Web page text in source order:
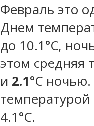
Февраль это
Днем
до 10.1°C,
этом средняя
и 2.1°C
температурой
4.1°С.